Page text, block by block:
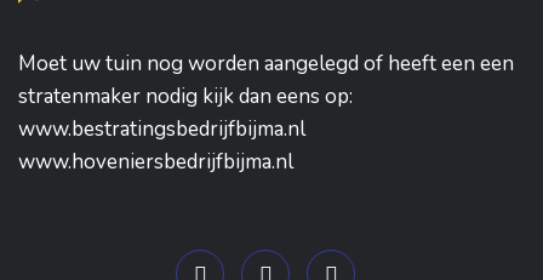
Moet uw tuin nog worden aangelegd of heeft een een
stratenmaker nodig kijk dan eens op:
www.bestratingsbedrijfbijma.nl
www.hoveniersbedrijfbijma.nl